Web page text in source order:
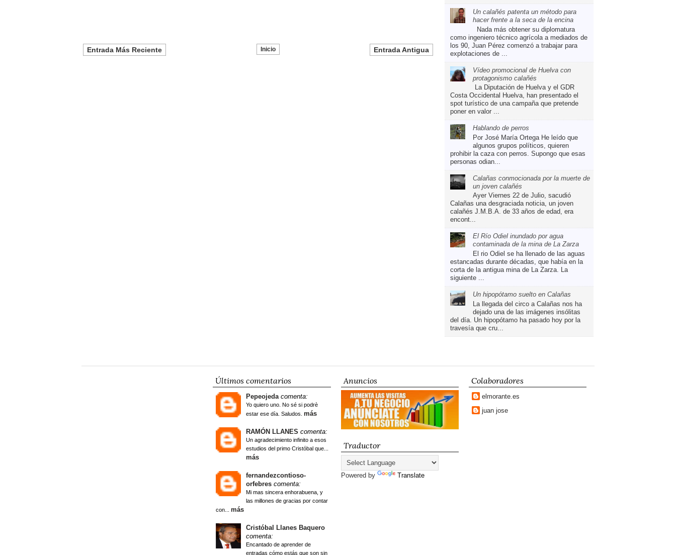
Entrada Más Reciente Entrada Antigua
Inicio
Un calañés patenta un método para
hacer frente a la seca de la encina
Nada más obtener su diplomatura
como ingeniero técnico agrícola a mediados de
los 90, Juan Pérez comenzó a trabajar para
explotaciones de ...
Vídeo promocional de Huelva con
protagonismo calañés
La Diputación de Huelva y el GDR
Costa Occidental Huelva, han presentado el
spot turístico de una campaña que pretende
poner en valor ...
Hablando de perros
Por José María Ortega He leído que
algunos grupos políticos, quieren
prohibir la caza con perros. Supongo que esas
personas odian...
Calañas conmocionada por la muerte de
un joven calañés
Ayer Viernes 22 de Julio, sacudió
Calañas una desgraciada noticia, un joven
calañés J.M.B.A. de 33 años de edad, era
encont...
El Río Odiel inundado por agua
contaminada de la mina de La Zarza
El rio Odiel se ha llenado de las aguas
estancadas durante décadas, que había en la
corta de la antigua mina de La Zarza. La
siguiente ...
Un hipopótamo suelto en Calañas
La llegada del circo a Calañas nos ha
dejado una de las imágenes insólitas
del día. Un hipopótamo ha pasado hoy por la
travesía que cru...
Últimos comentarios
Pepeojeda comenta:
Yo quiero uno. No sé si podrè
estar ese día. Saludos. más
RAMÓN LLANES comenta:
Un agradecimiento infinito a esos
estudios del primo Cristóbal que...
más
fernandezcontioso-
orfebres comenta:
Mi mas sincera enhorabuena, y
las millones de gracias por contar
con... más
Cristóbal Llanes Baquero
comenta:
Encantado de aprender de
entradas cómo estás que son sin
Anuncios
Traductor
Powered by Translate
Colaboradores
elmorante.es
juan jose